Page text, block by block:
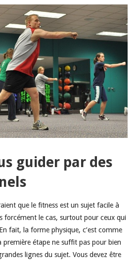
guider par des
que le fitness est un sujet facile à
forcément le cas, surtout pour ceux qui
fait, la forme physique, c’est comme
première étape ne suffit pas pour bien
lignes du sujet. Vous devez être